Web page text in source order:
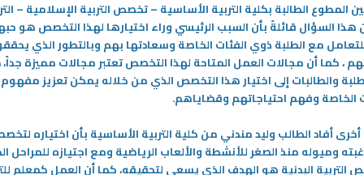
العامة للتعليم التطبيقي
تعزيز التوافق بين
ومعاهدها واحتياجات
وخلق فرص عمل تتناسب
حرصت الهيئة العامة للتعليم التطبيقي
والتدريب منذ تأسيسها في عام 1982م
كمؤسسة تعليمية على تسخير كافة
الإمكانيات لتهيئة البيئة المناسبة
-
المطوع الطالبة بكلية التربية الأساسية – تخصص التربية الإسلامية –
هذا السؤال قائلةً بأن السبب الرئيسي وراء اختيارها لهذا التخصص هو
مع الطلبة ذوي الفئات الخاصة وسعادتها بهم وبالتطور الذي
، كما أن مجالات العمل المتاحة لهذا التخصص تعتبر مجالات مميزة جداً،
والطالبات إلى اختيار هذا التخصص الذي من خلاله يمكن تعزيز
الخاصة وفهم احتياجاتهم وقضاياهم.
أفاد الطالب وليد مندني من كلية التربية الأساسية بأن اختياره
وميوله منذ الصغر للأنشطة والألعاب الرياضية ومع اجتيازه للمراحل
التربية البدنية هو الهدف الذي يسعى لتحقيقه، كما أن العمل كمعلم